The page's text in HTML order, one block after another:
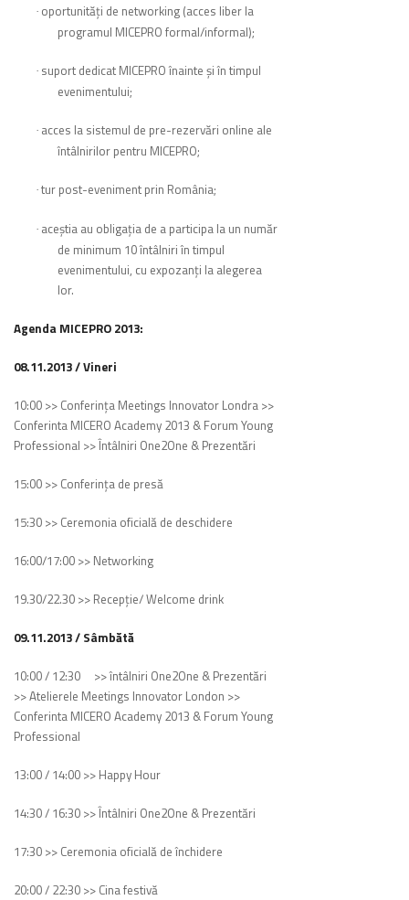
· oportunități de networking (acces liber la
programul MICEPRO formal/informal);
· suport dedicat MICEPRO înainte și în timpul
evenimentului;
· acces la sistemul de pre-rezervări online ale
întâlnirilor pentru MICEPRO;
· tur post-eveniment prin România;
· aceştia au obligația de a participa la un număr
de minimum 10 întâlniri în timpul
evenimentului, cu expozanţi la alegerea
lor.
Agenda MICEPRO 2013:
08.11.2013 / Vineri
10:00 >> Conferința Meetings Innovator Londra >>
Conferinta MICERO Academy 2013 & Forum Young
Professional >> Întâlniri One2One & Prezentări
15:00 >> Conferinţa de presă
15:30 >> Ceremonia oficială de deschidere
16:00/17:00 >> Networking
19.30/22.30 >> Recepţie/ Welcome drink
09.11.2013 / Sâmbătă
10:00 / 12:30 >> întâlniri One2One & Prezentări
>> Atelierele Meetings Innovator London >>
Conferinta MICERO Academy 2013 & Forum Young
Professional
13:00 / 14:00 >> Happy Hour
14:30 / 16:30 >> Întâlniri One2One & Prezentări
17:30 >> Ceremonia oficială de închidere
20:00 / 22:30 >> Cina festivă